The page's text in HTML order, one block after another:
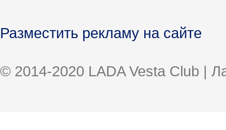
Разместить рекламу на сайте
© 2014-2020 LADA Vesta Club |